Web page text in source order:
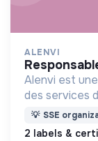
ALENVI
Alenvi est
des services
partagées
d’autonomie.
💡 SSE
2 labels &